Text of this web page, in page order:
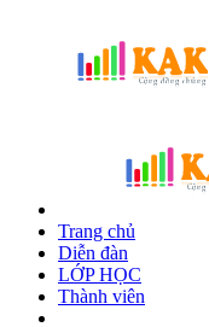
Trang chủ
Diễn đàn
LỚP HỌC
Thành viên